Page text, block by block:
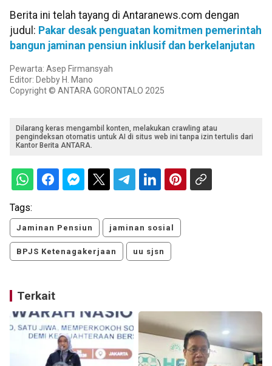
Berita ini telah tayang di Antaranews.com dengan
judul: Pakar desak penguatan komitmen pemerintah
bangun jaminan pensiun inklusif dan berkelanjutan
Pewarta: Asep Firmansyah
Editor: Debby H. Mano
Copyright © ANTARA GORONTALO 2025
Dilarang keras mengambil konten, melakukan crawling atau
pengindeksan otomatis untuk AI di situs web ini tanpa izin tertulis dari
Kantor Berita ANTARA.
Tags:
Jaminan Pensiun jaminan sosial
BPJS Ketenagakerjaan uu sjsn
Terkait